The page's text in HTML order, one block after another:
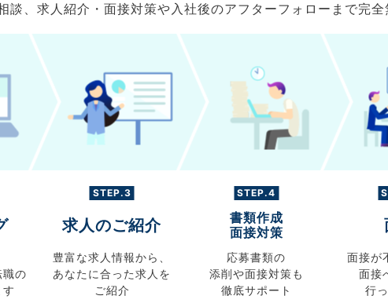
、求人紹介・面接対策や入社後のアフターフォローまで完全
職の
STEP.3
求人のご紹介
豊富な求人情報から、
あなたに合った求人を
ご紹介
STEP.4
書類作成
面接対策
応募書類の
添削や面接対策も
徹底サポート
面接が
面接
行